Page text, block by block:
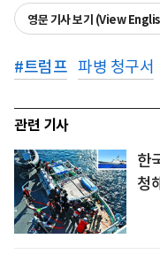
영문 기사 보기 (View
#트럼프 파병 청구서
관련 기사
한
청